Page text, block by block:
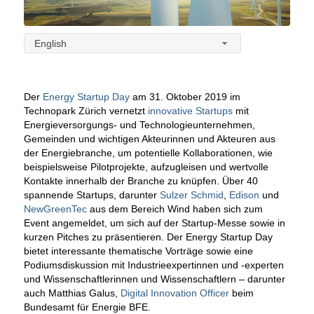
English
Der Energy Startup Dayam 31. Oktober 2019 im
Technopark Zürich vernetzt innovative Startupsmit
Energieversorgungs- und Technologieunternehmen,
Gemeinden und wichtigen Akteurinnen und Akteuren aus
der Energiebranche, um potentielle Kollaborationen, wie
beispielsweise Pilotprojekte, aufzugleisen und wertvolle
Kontakte innerhalb der Branche zu knüpfen. Über 40
spannende Startups, darunter Sulzer Schmid Edison und
NewGreenTecaus dem Bereich Wind haben sich zum
Event angemeldet, um sich auf der Startup-Messe sowie in
kurzen Pitches zu präsentieren. Der Energy Startup Day
bietet interessante thematische Vorträge sowie eine
Podiumsdiskussion mit Industrieexpertinnen und -experten
und Wissenschaftlerinnen und Wissenschaftlern – darunter
auch Matthias Galus, Digital Innovation Officerbeim
Bundesamt für Energie BFE.